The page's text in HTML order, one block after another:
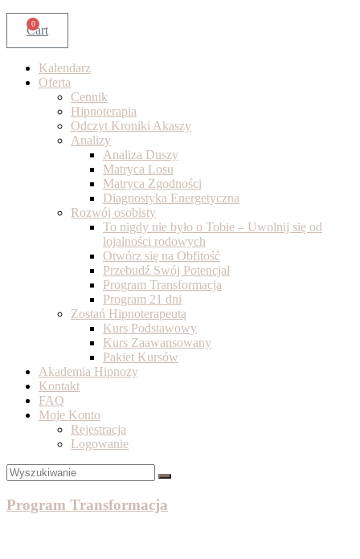
0
Cart
Kalendarz
Oferta
Cennik
Hipnoterapia
Odczyt Kroniki Akaszy
Analizy
Analiza Duszy
Matryca Losu
Matryca Zgodności
Diagnostyka Energetyczna
Rozwój osobisty
To nigdy nie było o Tobie – Uwolnij się od
lojalności rodowych
Otwórz się na Obfitość
Przebudź Swój Potencjał
Program Transformacja
Program 21 dni
Zostań Hipnoterapeutą
Kurs Podstawowy
Kurs Zaawansowany
Pakiet Kursów
Akademia Hipnozy
Kontakt
FAQ
Moje Konto
Rejestracja
Logowanie
Program Transformacja